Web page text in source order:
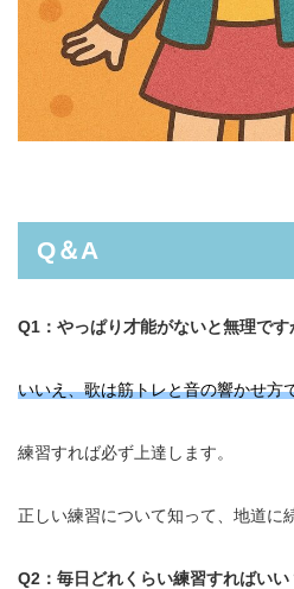
Q＆A
Q1：やっぱり才能がないと無理です
いいえ、歌は筋トレと音の響かせ方
練習すれば必ず上達します。
正しい練習について知って、地道に
Q2：毎日どれくらい練習すればいい